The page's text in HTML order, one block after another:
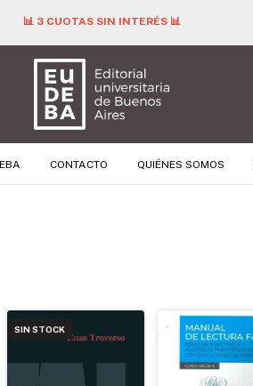
📊 3 CUOTAS SIN INTERÉS 📊
CONTACTO QUIÉNES SOMOS
SIN STOCK